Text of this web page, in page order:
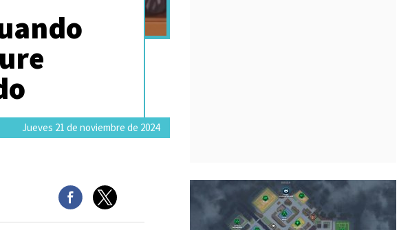
Jueves 21 de noviembre de 2024